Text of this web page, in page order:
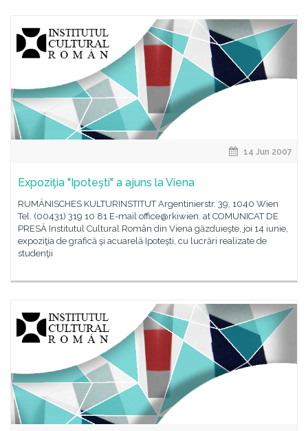
14 Jun 2007
Expoziţia "Ipoteşti" a ajuns la Viena
RUMÄNISCHES KULTURINSTITUT Argentinierstr. 39, 1040 Wien
Tel. (00431) 319 10 81 E-mail office@rkiwien. at COMUNICAT DE
PRESĂ Institutul Cultural Român din Viena găzduieşte, joi 14 iunie,
expoziţia de grafică şi acuarelă Ipoteşti, cu lucrări realizate de
studenţii